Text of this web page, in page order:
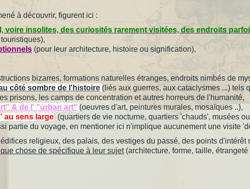
à découvrir, figurent ici :
voire insolites, des curiosités rarement visitées, des endroits
(pour leur architecture, histoire ou signification),
bizarres, formations naturelles étranges, endroits nimbés de
côté sombre de l'histoire (liés aux guerres, aux cataclysmes ...)
les camps de concentration et autres horreurs de l'humanité,
& de l' "urban art" (oeuvres d'art, peintures murales, mosaïques ..),
au sens large (quartiers de vie nocturne, quartiers 'chauds', musées
du voyage, en mentioner ici n'implique aucunement une visite
religieux, des palais, des vestiges du passé, des points d'intérêt
chose de spécifique à leur sujet(architecture, forme, taille, étrangeté